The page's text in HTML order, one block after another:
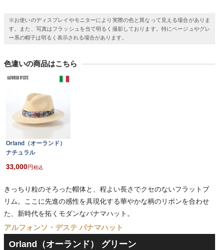
※お使いのディスプレイやモニターにより実際の色と異なって見える場合がありま
す。また、写真はフラッシュを当て明るく撮影しております。特にベージュやグレ
ー系の帽子は明るく表示される場合があります。
色違いの商品はこちら
Orland（オーランド）
ナチュラル
33,000 税込
きっちり粒のそろった帽体と、程よい長さでクセのないフラットブ
リム。ここに先進の感性を具現化する華やかな柄のリボンを合わせ
た、新時代を拓くモダンなパナマハット。
アルフォンソ・デステ パナマハット
Orland（オーランド） グリーン